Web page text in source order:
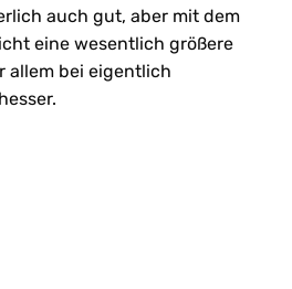
auch gut, aber mit dem
eine wesentlich größere
allem bei eigentlich